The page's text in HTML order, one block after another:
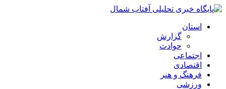
استان
گزارش
حوادث
اجتماعی
اقتصادی
فرهنگ و هنر
ورزشی